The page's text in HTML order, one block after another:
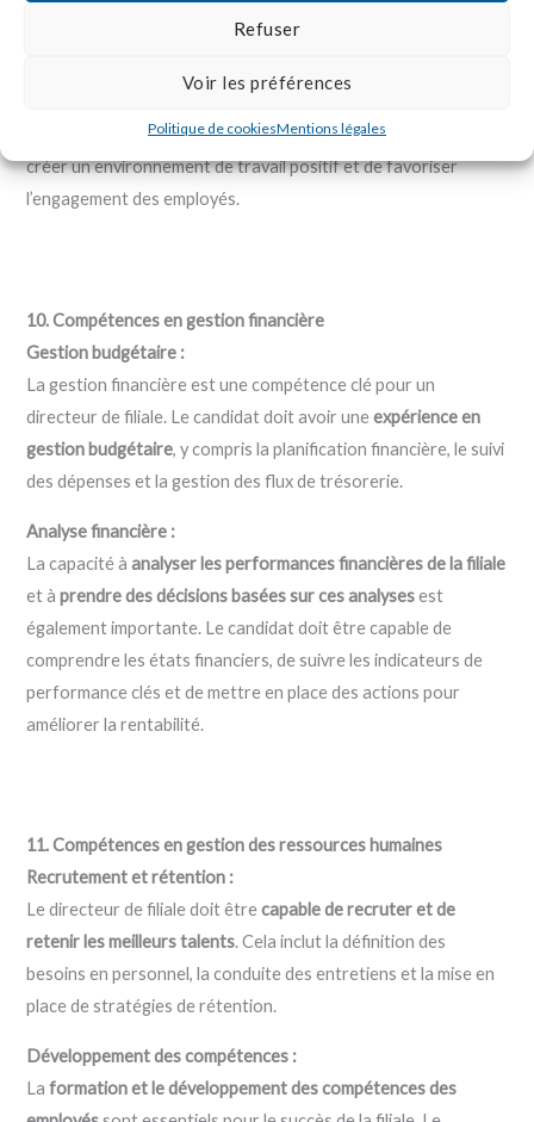
Refuser
Voir les préférences
Politique de cookiesMentions légales
de mettre en place des actions correctives.
pour atteindre les objectifs. Le candidat doit être capable de
créer un environnement de travail positif et de favoriser
l’engagement des employés.
10. Compétences en gestion financière
Gestion budgétaire :
La gestion financière est une compétence clé pour un
directeur de filiale. Le candidat doit avoir uneexpérience en
gestion budgétaire, y compris la planification financière, le suivi
des dépenses et la gestion des flux de trésorerie.
Analyse financière :
La capacité àanalyser les performances financières de la filiale
et àprendre des décisions basées sur ces analysesest
également importante. Le candidat doit être capable de
comprendre les états financiers, de suivre les indicateurs de
performance clés et de mettre en place des actions pour
améliorer la rentabilité.
11. Compétences en gestion des ressources humaines
Recrutement et rétention :
Le directeur de filiale doit êtrecapable de recruter et de
retenir les meilleurs talents. Cela inclut la définition des
besoins en personnel, la conduite des entretiens et la mise en
place de stratégies de rétention.
Développement des compétences :
Laformation et le développement des compétences des